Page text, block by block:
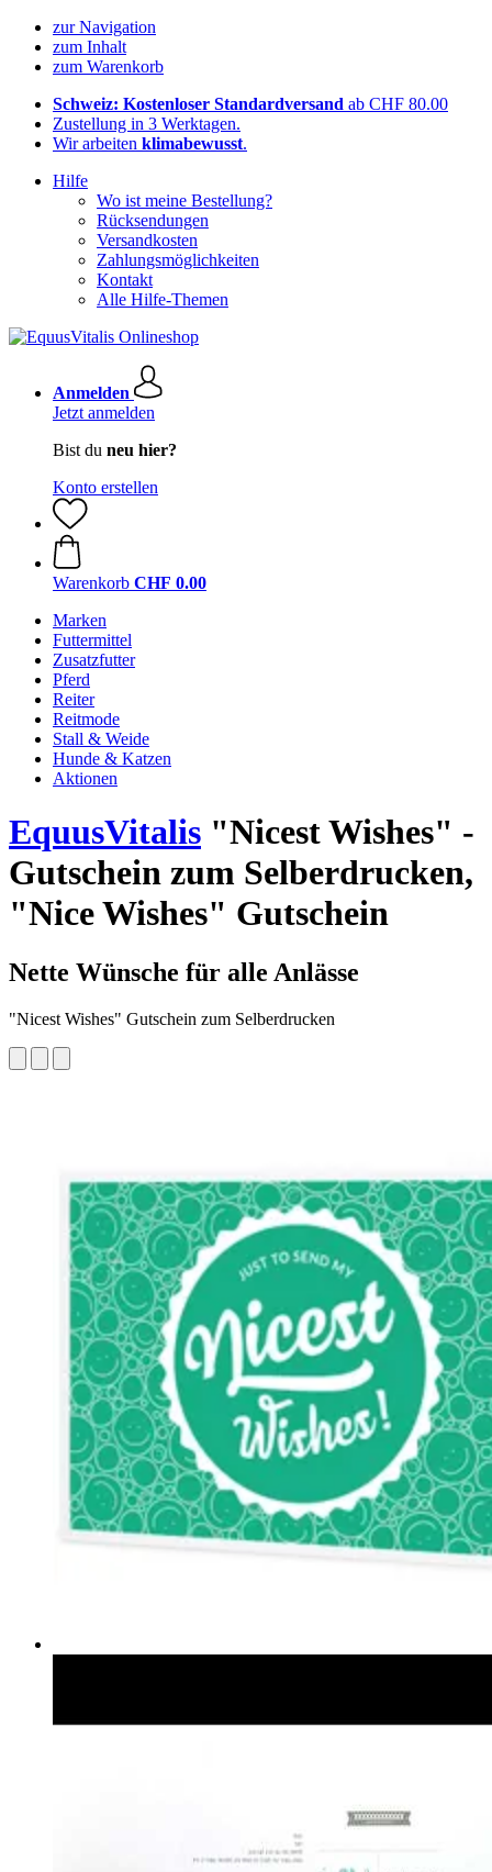
zur Navigation
zum Inhalt
zum Warenkorb
Schweiz: Kostenloser Standardversand ab CHF 80.00
Zustellung in 3 Werktagen.
Wir arbeiten klimabewusst.
Hilfe
Wo ist meine Bestellung?
Rücksendungen
Versandkosten
Zahlungsmöglichkeiten
Kontakt
Alle Hilfe-Themen
Anmelden
Jetzt anmelden
Bist du neu hier?
Konto erstellen
Warenkorb CHF 0.00
Marken
Futtermittel
Zusatzfutter
Pferd
Reiter
Reitmode
Stall & Weide
Hunde & Katzen
Aktionen
EquusVitalis "Nicest Wishes" -
Gutschein zum Selberdrucken,
"Nice Wishes" Gutschein
Nette Wünsche für alle Anlässe
"Nicest Wishes" Gutschein zum Selberdrucken